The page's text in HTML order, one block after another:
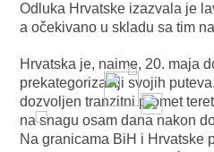
Odluka Hrvatske izazvala je
a očekivano u skladu sa tim
Hrvatska je, naime, 20. maja
prekategorizaciji svojih
dozvoljen tranzitni promet
na snagu osam dana nakon
Na granicama BiH i Hrvatske